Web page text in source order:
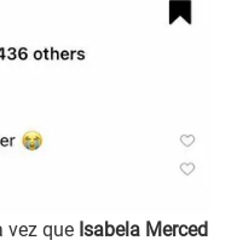
vez que Isabela Merced